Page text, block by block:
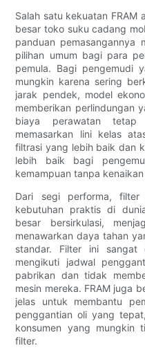
Salah satu kekuatan FRAM
besar toko suku cadang
panduan pemasangannya
pilihan umum bagi para
pemula. Bagi pengemudi
mungkin karena sering
jarak pendek, model
memberikan perlindungan
biaya perawatan
memasarkan lini kelas
filtrasi yang lebih baik dan
lebih baik bagi
kemampuan tanpa
Dari segi performa, filter
kebutuhan praktis di
besar bersirkulasi,
menawarkan daya tahan
standar. Filter ini sangat
mengikuti jadwal
pabrikan dan tidak
mesin mereka. FRAM juga
jelas untuk membantu
penggantian oli yang
konsumen yang mungkin
filter.